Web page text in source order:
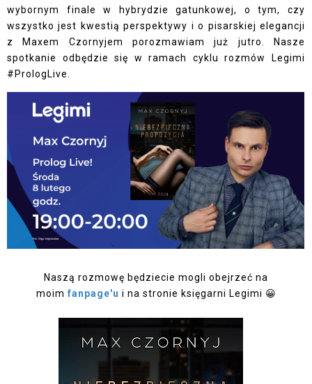
wybornym finale w hybrydzie gatunkowej, o tym, czy
wszystko jest kwestią perspektywy i o pisarskiej elegancji
z Maxem Czornyjem porozmawiam już jutro. Nasze
spotkanie odbędzie się w ramach cyklu rozmów Legimi
#PrologLive.
Naszą rozmowę będziecie mogli obejrzeć na
moim fanpage'u i na stronie księgarni Legimi 😀